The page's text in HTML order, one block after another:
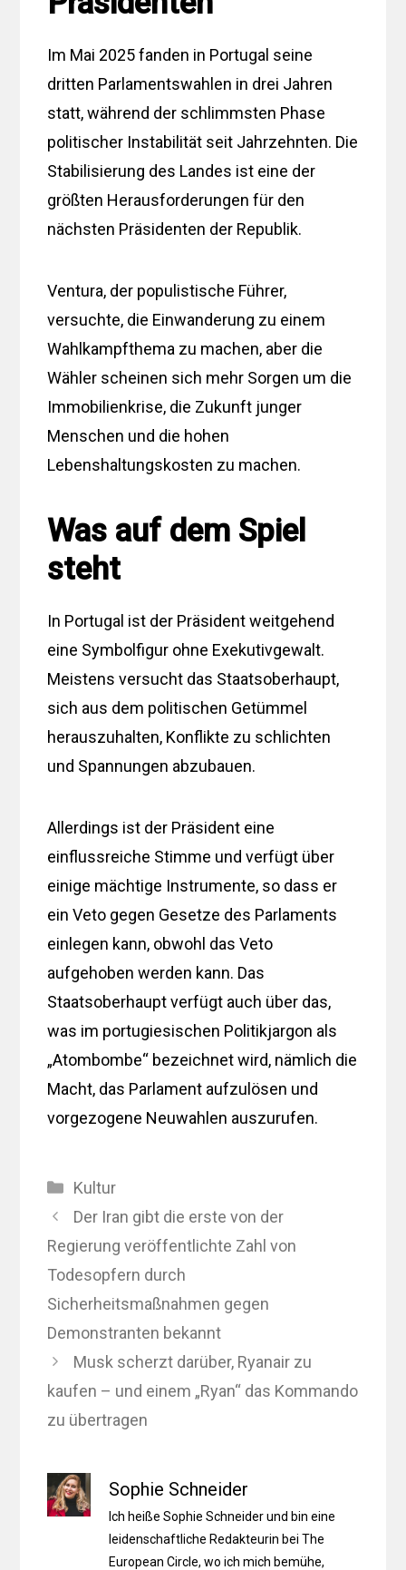
Im Mai 2025 fanden in Portugal seine
dritten Parlamentswahlen in drei Jahren
statt, während der schlimmsten Phase
politischer Instabilität seit Jahrzehnten. Die
Stabilisierung des Landes ist eine der
größten Herausforderungen für den
nächsten Präsidenten der Republik.
Ventura, der populistische Führer,
versuchte, die Einwanderung zu einem
Wahlkampfthema zu machen, aber die
Wähler scheinen sich mehr Sorgen um die
Immobilienkrise, die Zukunft junger
Menschen und die hohen
Lebenshaltungskosten zu machen.
Was auf dem Spiel
steht
In Portugal ist der Präsident weitgehend
eine Symbolfigur ohne Exekutivgewalt.
Meistens versucht das Staatsoberhaupt,
sich aus dem politischen Getümmel
herauszuhalten, Konflikte zu schlichten
und Spannungen abzubauen.
Allerdings ist der Präsident eine
einflussreiche Stimme und verfügt über
einige mächtige Instrumente, so dass er
ein Veto gegen Gesetze des Parlaments
einlegen kann, obwohl das Veto
aufgehoben werden kann. Das
Staatsoberhaupt verfügt auch über das,
was im portugiesischen Politikjargon als
„Atombombe“ bezeichnet wird, nämlich die
Macht, das Parlament aufzulösen und
vorgezogene Neuwahlen auszurufen.
Kategorien
Kultur
Der Iran gibt die erste von der
Regierung veröffentlichte Zahl von
Todesopfern durch
Sicherheitsmaßnahmen gegen
Demonstranten bekannt
Musk scherzt darüber, Ryanair zu
kaufen – und einem „Ryan“ das Kommando
zu übertragen
Sophie Schneider
Ich heiße Sophie Schneider und bin eine
leidenschaftliche Redakteurin bei The
European Circle, wo ich mich bemühe,